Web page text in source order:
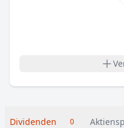
Dividenden 0